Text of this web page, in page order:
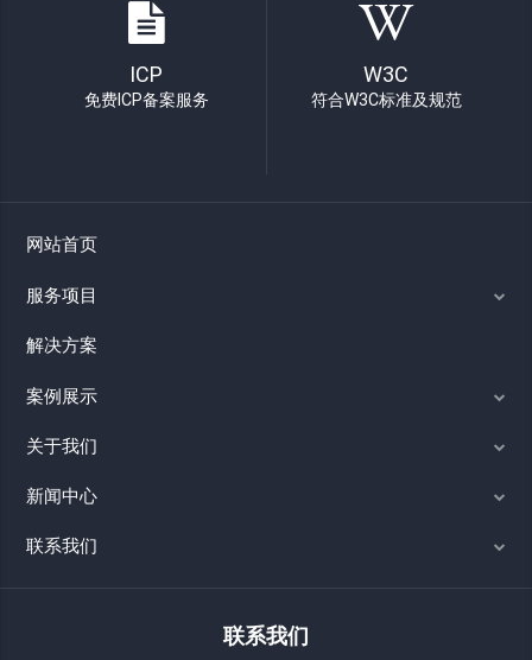
ICP
免费ICP备案服务
W3C
符合W3C标准及规范
网站首页
服务项目
解决方案
案例展示
关于我们
新闻中心
联系我们
联系我们